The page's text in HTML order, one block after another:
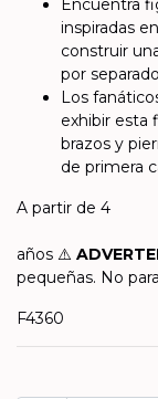
Encuentra
inspiradas
construir
por
Los
exhibir esta
brazos y
de primera
A partir de 4
años ⚠️
pequeñas. No
F4360